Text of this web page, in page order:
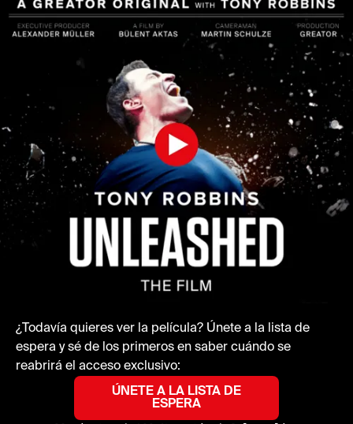
¿Todavía quieres ver la película? Únete a la lista de
espera y sé de los primeros en saber cuándo se
reabrirá el acceso exclusivo:
ÚNETE A LA LISTA DE
ESPERA